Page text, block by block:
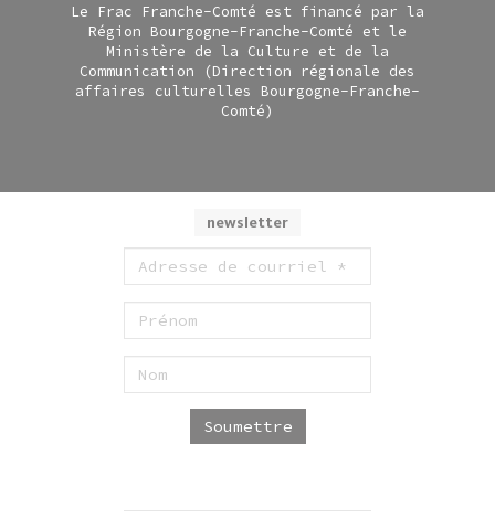
newsletter
Soumettre
Le Frac Franche-Comté est financé par la
Région Bourgogne-Franche-Comté et le
Ministère de la Culture et de la
Communication (Direction régionale des
affaires culturelles Bourgogne-Franche-
Comté)